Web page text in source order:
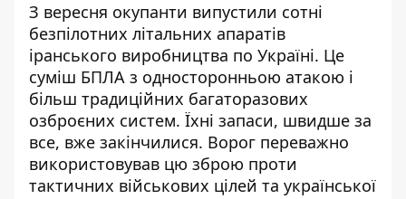
З вересня окупанти випустили сотні
безпілотних літальних апаратів
іранського виробництва по Україні. Це
суміш БПЛА з односторонньою атакою і
більш традиційних багаторазових
озброєних систем. Їхні запаси, швидше за
все, вже закінчилися. Ворог переважно
використовував цю зброю проти
тактичних військових цілей та української